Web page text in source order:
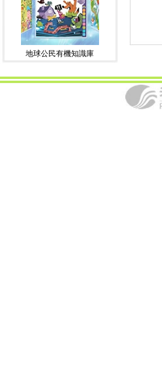
地球公民有機知識庫